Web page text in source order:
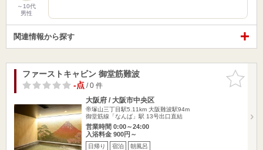
～10代
男性
関連情報から探す
お気に入
りに追加
ファーストキャビン 御堂筋難波
-点/ 0 件
大阪府 / 大阪市中央区
帝塚山三丁目駅5.11km 大阪難波駅94m
御堂筋線「なんば」駅 13号出口直結
営業時間 0:00～24:00
入浴料金 900円～
日帰り 宿泊 朝風呂